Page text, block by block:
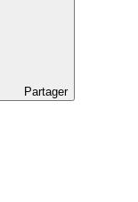
Partager